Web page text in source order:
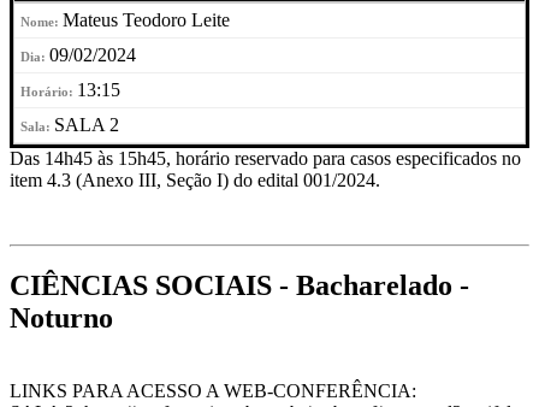
Mateus Teodoro Leite
09/02/2024
13:15
SALA 2
Das 14h45 às 15h45, horário reservado para casos especificados no
item 4.3 (Anexo III, Seção I) do edital 001/2024.
CIÊNCIAS SOCIAIS - Bacharelado -
Noturno
LINKS PARA ACESSO A WEB-CONFERÊNCIA: